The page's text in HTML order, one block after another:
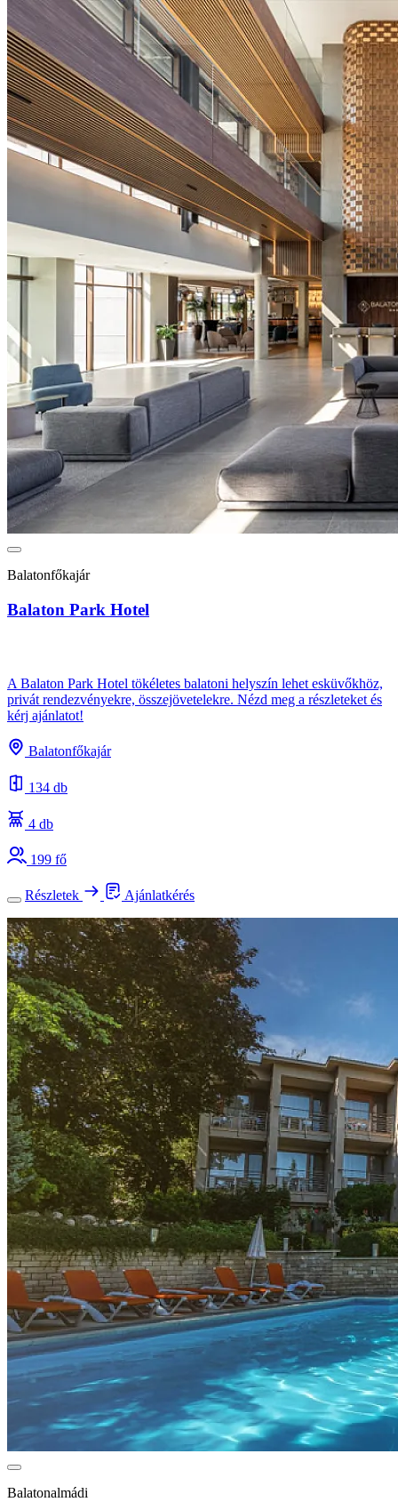
Balatonfőkajár
Balaton Park Hotel
A Balaton Park Hotel tökéletes balatoni helyszín lehet esküvőkhöz,
privát rendezvényekre, összejövetelekre. Nézd meg a részleteket és
kérj ajánlatot!
Balatonfőkajár
134 db
4 db
199 fő
Részletek Ajánlatkérés
Balatonalmádi